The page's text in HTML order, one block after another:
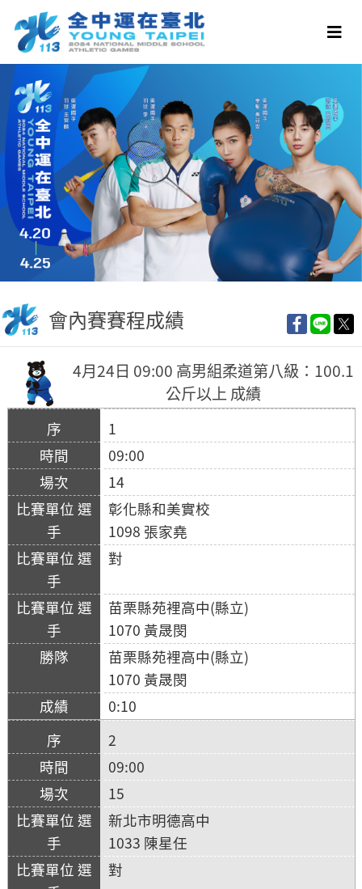
會內賽賽程成績
4月24日 09:00 高男組柔道第八級：100.1
公斤以上 成績
1
09:00
14
彰化縣和美實校
1098 張家堯
對
苗栗縣苑裡高中(縣立)
1070 黃晟閔
苗栗縣苑裡高中(縣立)
1070 黃晟閔
0:10
2
09:00
15
新北市明德高中
1033 陳星任
對